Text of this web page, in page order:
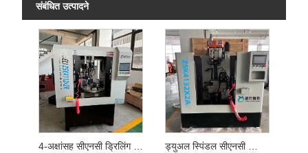
संबंधित उत्पादने
4-अक्षांसह सीएनसी ड्रिलिंग टॅपिंग मिलिंग मशीन ड्युअल स्पिंडल सीएनसी ड्रिलिंग टॅपिंग कंपाउंड मशीन